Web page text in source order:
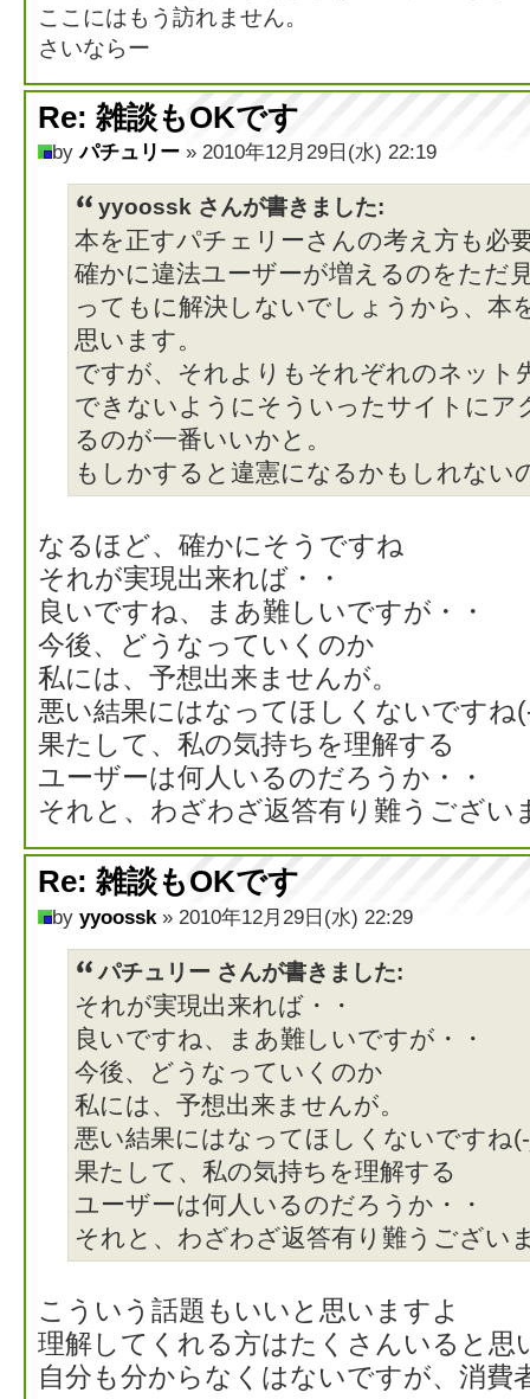
ここにはもう訪れません。
さいならー
Re: 雑談もOKです
byパチュリー » 2010年12月29日(水) 22:19
yyoossk さんが書きました:
本を正すパチェリーさんの考え方も必
確かに違法ユーザーが増えるのをただ
ってもに解決しないでしょうから、本
思います。
ですが、それよりもそれぞれのネット
できないようにそういったサイトにア
るのが一番いいかと。
もしかすると違憲になるかもしれない
なるほど、確かにそうですね
それが実現出来れば・・
良いですね、まあ難しいですが・・
今後、どうなっていくのか
私には、予想出来ませんが。
悪い結果にはなってほしくないですね
果たして、私の気持ちを理解する
ユーザーは何人いるのだろうか・・
それと、わざわざ返答有り難うござい
Re: 雑談もOKです
by yyoossk » 2010年12月29日(水) 22:29
パチュリー さんが書きました:
それが実現出来れば・・
良いですね、まあ難しいですが・・
今後、どうなっていくのか
私には、予想出来ませんが。
悪い結果にはなってほしくないですね
果たして、私の気持ちを理解する
ユーザーは何人いるのだろうか・・
それと、わざわざ返答有り難うござい
こういう話題もいいと思いますよ
理解してくれる方はたくさんいると思
自分も分からなくはないですが、消費